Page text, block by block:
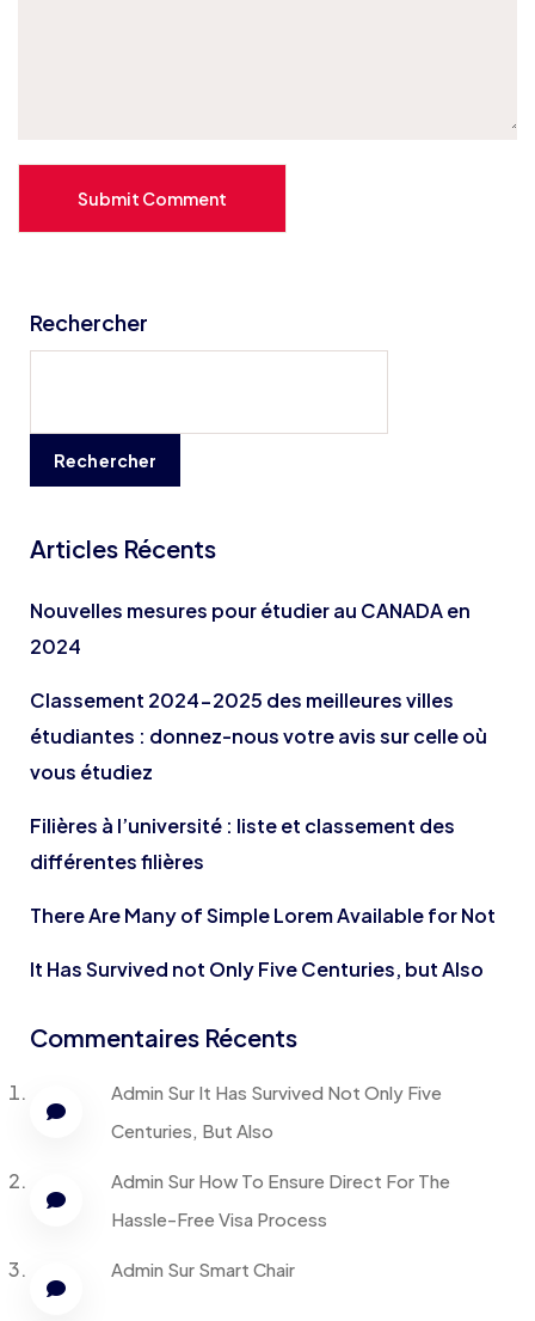
Submit Comment
Rechercher
Rechercher
Articles Récents
Nouvelles mesures pour étudier au CANADA en
2024
Classement 2024-2025 des meilleures villes
étudiantes : donnez-nous votre avis sur celle où
vous étudiez
Filières à l’université : liste et classement des
différentes filières
There Are Many of Simple Lorem Available for Not
It Has Survived not Only Five Centuries, but Also
Commentaires Récents
Admin Sur It Has Survived Not Only Five
Centuries, But Also
Admin Sur How To Ensure Direct For The
Hassle-Free Visa Process
Admin Sur Smart Chair